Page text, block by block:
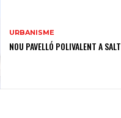
URBANISME
NOU PAVELLÓ POLIVALENT A SALT